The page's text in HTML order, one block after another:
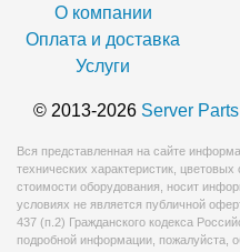
О компании
Оплата и доставка
Услуги
© 2013-2026 Server Parts
Вся представленная на сайте
технических характеристик,
стоимости оборудования, носит
условиях не является публичной
437 (п.2) Гражданского кодекса
подробной информации, пожалуйста,